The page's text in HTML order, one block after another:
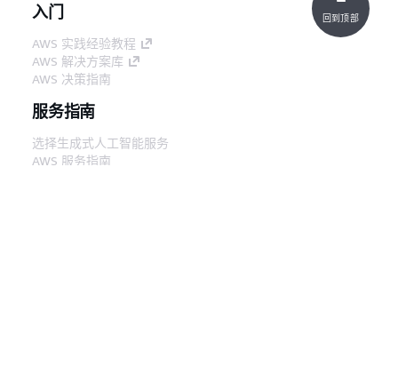
入门
AWS 实践经验教程
AWS 解决方案库
AWS 决策指南
服务指南
选择生成式人工智能服务
AWS 服务指南
回到顶部